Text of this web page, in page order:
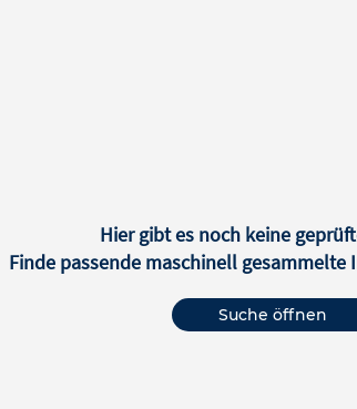
Hier gibt es noch keine
Finde passende maschinell gesammelte
Suche öffnen